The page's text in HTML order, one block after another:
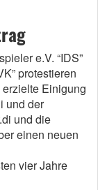
e.V. “IDS”
protestieren
Einigung
und der
und die
einen neuen
vier Jahre